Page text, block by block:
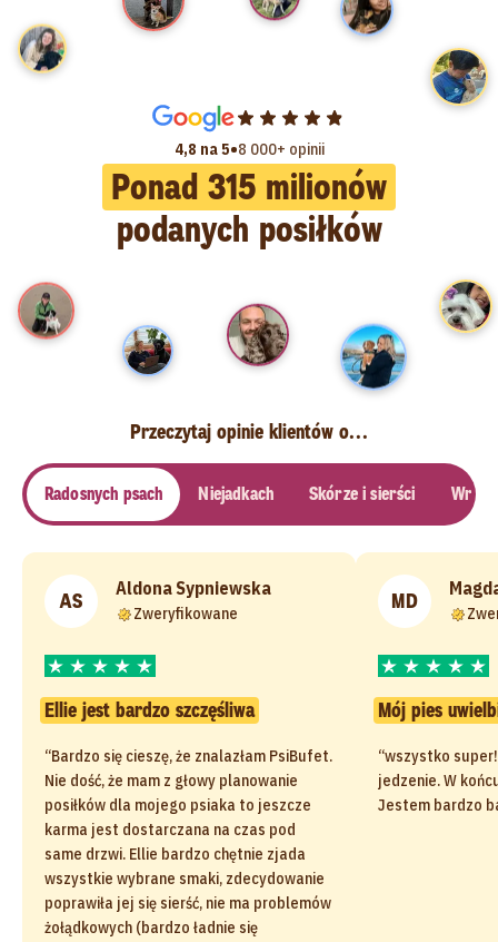
4,8 na 5•8 000+ opinii
Ponad 315 milionów
podanych posiłków
Przeczytaj opinie klientów o...
Radosnych psach Niejadkach Skórze i sierści
AS Aldona Sypniewska
Zweryfikowane
Ellie jest bardzo szczęśliwa
“Bardzo się cieszę, że znalazłam PsiBufet.
Nie dość, że mam z głowy planowanie
posiłków dla mojego psiaka to jeszcze
karma jest dostarczana na czas pod
same drzwi. Ellie bardzo chętnie zjada
wszystkie wybrane smaki, zdecydowanie
poprawiła jej się sierść, nie ma problemów
żołądkowych (bardzo ładnie się
MD
Mój pies
“wszystko
jedzenie. W
Jestem bardzo